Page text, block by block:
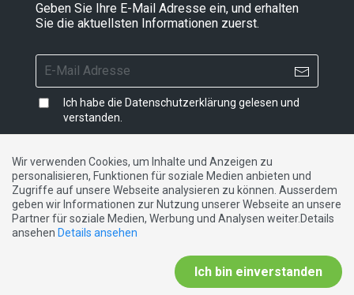
Geben Sie Ihre E-Mail Adresse ein, und erhalten
Sie die aktuellsten Informationen zuerst.
Ich habe die Datenschutzerklärung gelesen und
verstanden.
Impressum|Datenschutzerklärung|Kontakt
DE FR IT
Wir verwenden Cookies, um Inhalte und Anzeigen zu
personalisieren, Funktionen für soziale Medien anbieten und
Zugriffe auf unsere Webseite analysieren zu können. Ausserdem
geben wir Informationen zur Nutzung unserer Webseite an unsere
Partner für soziale Medien, Werbung und Analysen weiter.Details
ansehen Details ansehen
Ich bin einverstanden